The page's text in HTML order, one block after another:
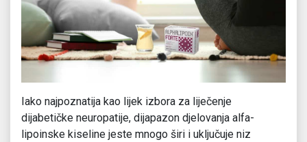
Iako najpoznatija kao lijek izbora za liječenje
dijabetičke neuropatije, dijapazon djelovanja alfa-
lipoinske kiseline jeste mnogo širi i uključuje niz